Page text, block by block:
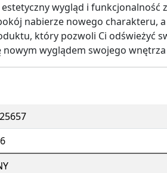
wygląd i funkcjonalność
nabierze nowego charakteru,
który pozwoli Ci odświeżyć
nowym wyglądem swojego